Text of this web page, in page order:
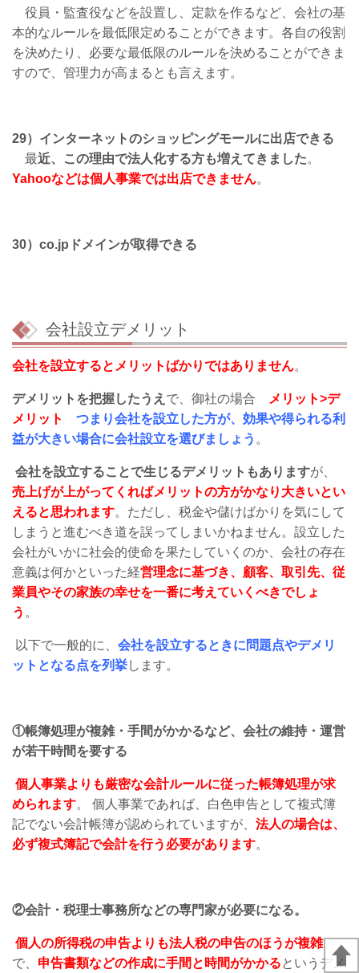
役員・監査役などを設置し、定款を作るなど、会社の基
本的なルールを最低限定めることができます。各自の役割
を決めたり、必要な最低限のルールを決めることができま
すので、管理力が高まるとも言えます。
29）インターネットのショッピングモールに出店できる
最近、この理由で法人化する方も増えてきました。
Yahooなどは個人事業では出店できません。
30）co.jpドメインが取得できる
会社設立デメリット
会社を設立するとメリットばかりではありません。
デメリットを把握したうえ で、御社の場合
メリット>デ
メリット つまり会社を設立した方が、効果や得られる利
益が大きい場合に会社設立を選びましょう 。
会社を設立することで生じるデメリットもありますが、
売上げが上がってくればメリットの方がかなり大きいとい
えると思われます。ただし、税金や儲けばかりを気にして
しまうと進むべき道を誤ってしまいかねません。設立した
会社がいかに社会的使命を果たしていくのか、会社の存在
意義は何かといった経営理念に基づき、顧客、取引先、従
業員やその家族の幸せを一番に考えていくべきでしょ
う 。
以下で一般的に、 会社を設立するときに問題点やデメリ
ットとなる点を列挙します。
①帳簿処理が複雑・手間がかかるなど、会社の維持・運営
が若干時間を要する
個人事業よりも厳密な会計ルールに従った帳簿処理が求
められます。 個人事業であれば、白色申告として複式簿
記でない会計帳簿が認められていますが、 法人の場合は、
必ず複式簿記で会計を行う必要があります。
②会計・税理士事務所などの専門家が必要になる。
個人の所得税の申告よりも法人税の申告のほうが複雑
で、 申告書類などの作成に手間と時間がかかるというデメ